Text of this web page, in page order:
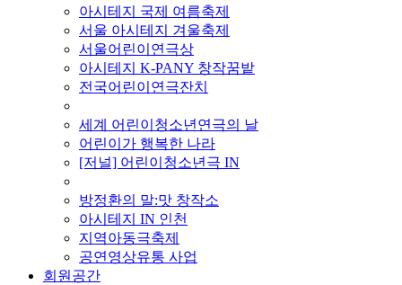
아시테지 국제 여름축제
서울 아시테지 겨울축제
서울어린이연극상
아시테지 K-PANY 창작꿈밭
전국어린이연극잔치
세계 어린이청소년연극의 날
어린이가 행복한 나라
[저널] 어린이청소년극 IN
방정환의 말:맛 창작소
아시테지 IN 인천
지역아동극축제
공연영상유통 사업
회원공간